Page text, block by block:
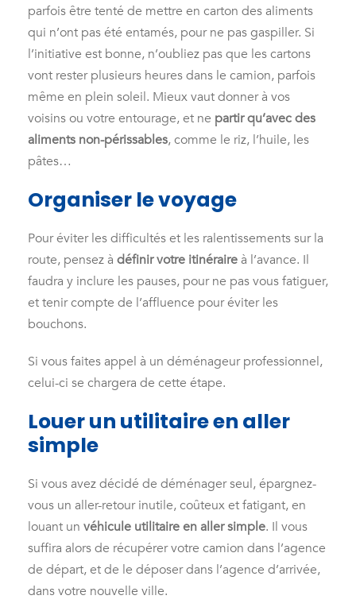
parfois être tenté de mettre en carton des aliments
qui n’ont pas été entamés, pour ne pas gaspiller. Si
l’initiative est bonne, n’oubliez pas que les cartons
vont rester plusieurs heures dans le camion, parfois
même en plein soleil. Mieux vaut donner à vos
voisins ou votre entourage, et ne partir qu’avec des
aliments non-périssables, comme le riz, l’huile, les
pâtes…
Organiser le voyage
Pour éviter les difficultés et les ralentissements sur la
route, pensez à définir votre itinéraireà l’avance. Il
faudra y inclure les pauses, pour ne pas vous fatiguer,
et tenir compte de l’affluence pour éviter les
bouchons.
Si vous faites appel à un déménageur professionnel,
celui-ci se chargera de cette étape.
Louer un utilitaire en aller
simple
Si vous avez décidé de déménager seul, épargnez-
vous un aller-retour inutile, coûteux et fatigant, en
louant un véhicule utilitaire en aller simple. Il vous
suffira alors de récupérer votre camion dans l’agence
de départ, et de le déposer dans l’agence d’arrivée,
dans votre nouvelle ville.